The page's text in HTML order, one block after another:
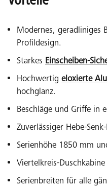
Modernes, geradliniges
Profildesign.
Starkes Einscheiben-
Hochwertig eloxierte
hochglanz.
Beschläge und Griffe in
Zuverlässiger Hebe-
Serienhöhe 1850 mm
Viertelkreis-
Serienbreiten für alle